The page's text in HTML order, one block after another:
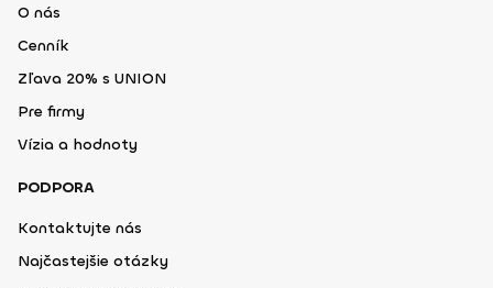
O nás
Cenník
Zľava 20% s UNION
Pre firmy
Vízia a hodnoty
PODPORA
Kontaktujte nás
Najčastejšie otázky